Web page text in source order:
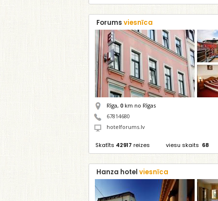
Forums viesnīca
Rīga, 0 km no Rīgas
67814680
hotelforums.lv
Skatīts 42917 reizes viesu skaits 68
Hanza hotel viesnīca